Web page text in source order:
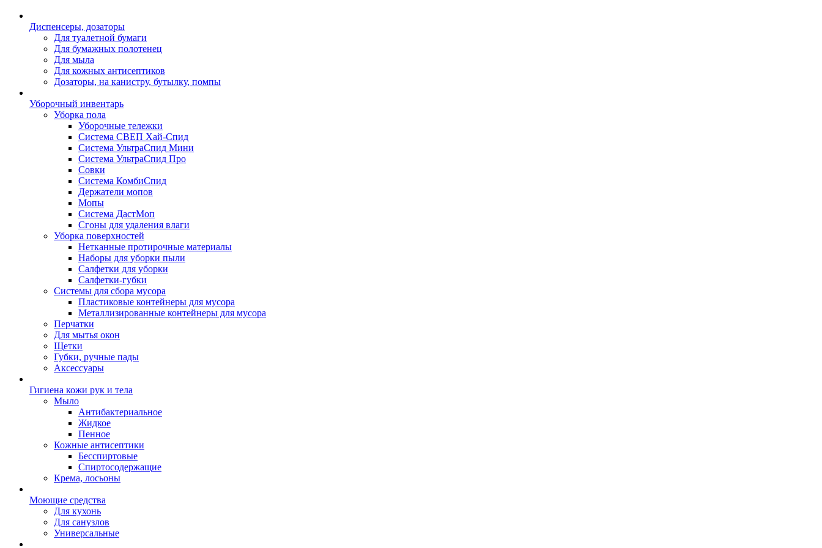
Диспенсеры, дозаторы
Для туалетной бумаги
Для бумажных полотенец
Для мыла
Для кожных антисептиков
Дозаторы, на канистру, бутылку, помпы
Уборочный инвентарь
Уборка пола
Уборочные тележки
Система СВЕП Хай-Спид
Система УльтраСпид Мини
Система УльтраСпид Про
Совки
Система КомбиСпид
Держатели мопов
Мопы
Система ДастМоп
Сгоны для удаления влаги
Уборка поверхностей
Нетканные протирочные материалы
Наборы для уборки пыли
Салфетки для уборки
Салфетки-губки
Системы для сбора мусора
Пластиковые контейнеры для мусора
Металлизированные контейнеры для мусора
Перчатки
Для мытья окон
Щетки
Губки, ручные пады
Аксессуары
Гигиена кожи рук и тела
Мыло
Антибактериальное
Жидкое
Пенное
Кожные антисептики
Бесспиртовые
Cпиртосодержащие
Крема, лосьоны
Моющие средства
Для кухонь
Для санузлов
Универсальные